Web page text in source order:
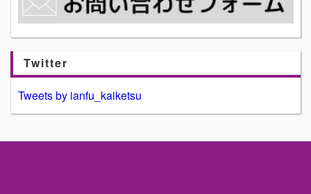
Twitter
Tweets by ianfu_kaiketsu